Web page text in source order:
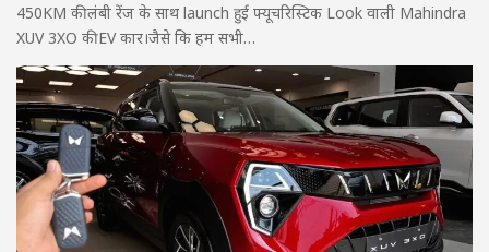
450KM की लंबी रेंज के साथ launch हुई फ्यूचरिस्टिक Look वाली Mahindra
XUV 3XO की EV कार।जैसे कि हम सभी…